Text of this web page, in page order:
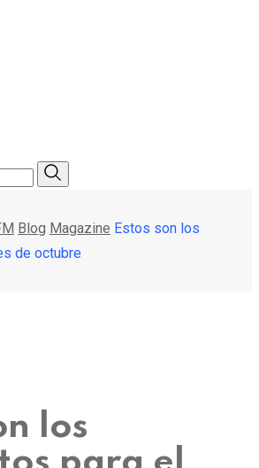
Blog Magazine Estos son los
de octubre
los